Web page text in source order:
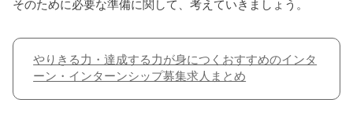
そのために必要な準備に関して、考えていきましょう。
やりきる力・達成する力が身につくおすすめのインタ
ーン・インターンシップ募集求人まとめ